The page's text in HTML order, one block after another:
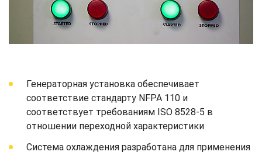
Генераторная установка обеспечивает
соответствие стандарту NFPA 110 и
соответствует требованиям ISO 8528-5 в
отношении переходной характеристики
Система охлаждения разработана для применения